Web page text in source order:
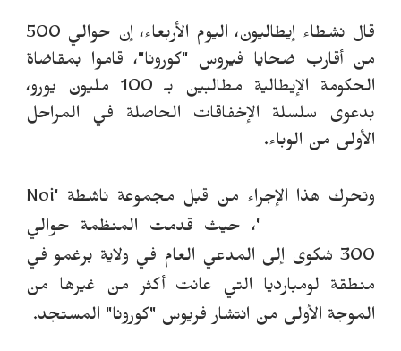
قال نشطاء إيطاليون، اليوم الأربعاء، إن حوالي 500
من أقارب ضحايا فيروس "كورونا"، قاموا بمقاضاة
الحكومة الإيطالية مطالبين بـ 100 مليون يورو،
بدعوى سلسلة الإخفاقات الحاصلة في المراحل
الأولى من الوباء.
وتحرك هذا الإجراء من قبل مجموعة ناشطة
'Noi
، حيث قدمت المنظمة حوالي
300 شكوى إلى المدعي العام في ولاية برغمو في
منطقة لومبارديا التي عانت أكثر من غيرها من
الموجة الأولى من انتشار فريوس "كورونا" المستجد.